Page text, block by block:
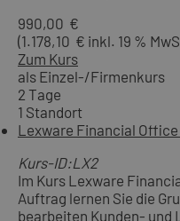
990,00 €
(1.178,10 € inkl. 19 %
Zum Kurs
als Einzel-/Firmenkurs
2 Tage
1 Standort
Lexware Financial
Kurs-ID:LX2
Im Kurs Lexware
Auftrag lernen Sie die
bearbeiten Kunden- und